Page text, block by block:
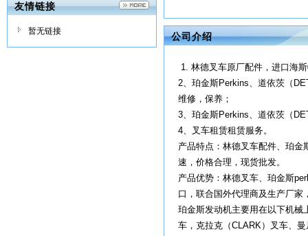
友情链接
暂无链接 公司介绍
1. 林德叉车原厂配件，进口海
2、珀金斯Perkins、道依茨（
维修，保养；
3、珀金斯Perkins、道依茨（
4、叉车租赁租赁服务。
产品特点：林德叉车配件、珀
速，价格合理，现货批发。
产品优势：林德叉车、珀金斯
口，联合国外代理商及生产厂
珀金斯发动机主要用在以下机械
车，克拉克（CLARK）叉车、